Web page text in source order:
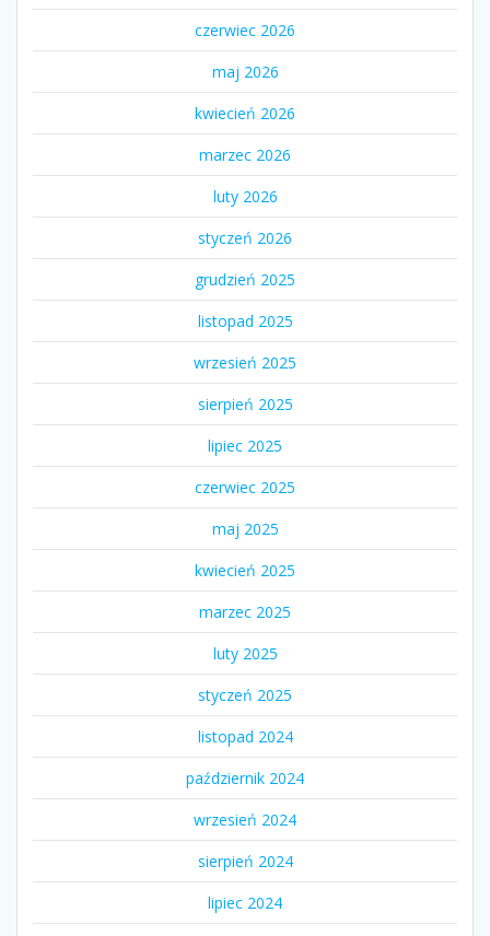
czerwiec 2026
maj 2026
kwiecień 2026
marzec 2026
luty 2026
styczeń 2026
grudzień 2025
listopad 2025
wrzesień 2025
sierpień 2025
lipiec 2025
czerwiec 2025
maj 2025
kwiecień 2025
marzec 2025
luty 2025
styczeń 2025
listopad 2024
październik 2024
wrzesień 2024
sierpień 2024
lipiec 2024